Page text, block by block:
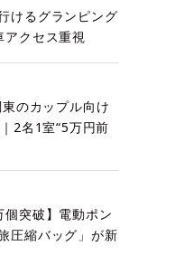
けるグランピング
クセス重視
のカップル向け
2名1室“5万円前
個突破】電動ポン
圧縮バッグ」が新